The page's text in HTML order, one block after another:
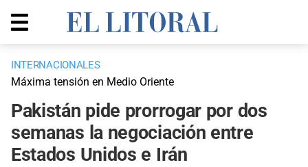
INTERNACIONALES
Máxima tensión en Medio Oriente
Pakistán pide prorrogar por dos
semanas la negociación entre
Estados Unidos e Irán